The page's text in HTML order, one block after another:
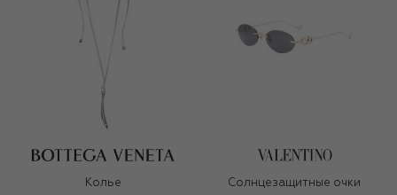
Колье
Солнцезащитные очки